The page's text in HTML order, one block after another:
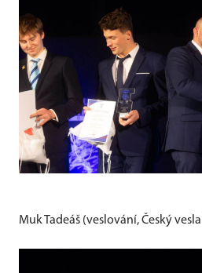
Muk Tadeáš (veslování, Český